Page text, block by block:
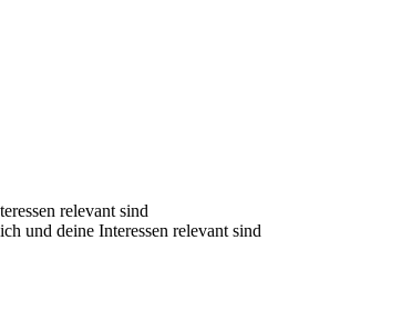
relevant sind
und deine Interessen relevant sind